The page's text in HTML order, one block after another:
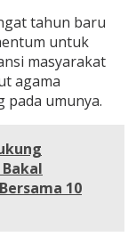
tahun baru
untuk
masyarakat
agama
pada umunya.
10